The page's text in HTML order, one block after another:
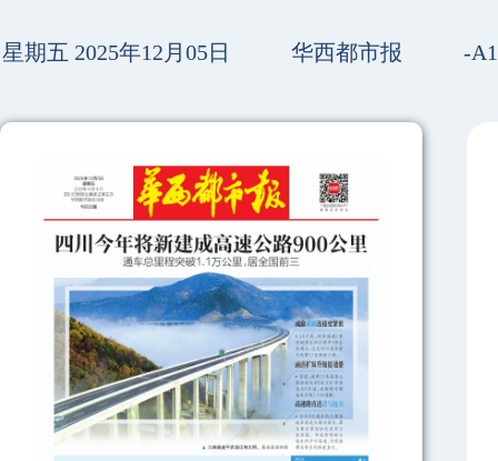
星期五 2025年12月05日 华西都市报 -